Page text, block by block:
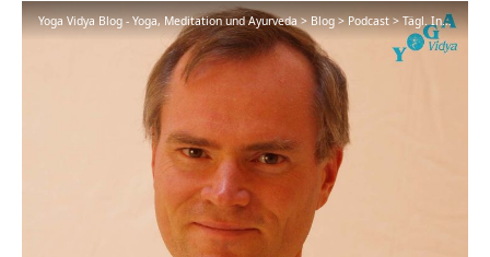
Yoga Vidya Blog - Yoga, Meditation und Ayurveda>Blog>Podcast>Tägl. Inspiration